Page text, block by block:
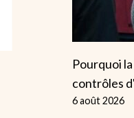
Pourquoi
contrôles
6 août 2026